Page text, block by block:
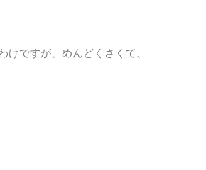
ですが、めんどくさくて、